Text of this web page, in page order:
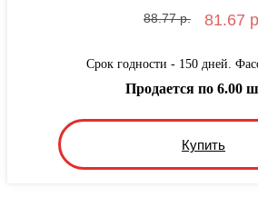
88.77 р. 81.67
Срок годности - 150 дней.
Купить
Продается по 6.00